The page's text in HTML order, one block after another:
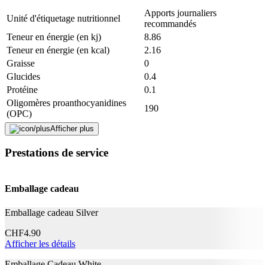
un mode de vie sain.
Un produit avec OPC ne remplace pas une alimentation à base de
fruits et de légumes frais.
Signaler une erreur
Description
Adresse e-mail (facultatif)
Unité d'étiquetage nutritionnel
Apports journaliers
recommandés
Teneur en énergie (en kj)
8.86
Teneur en énergie (en kcal)
2.16
Graisse
0
Glucides
0.4
Protéine
0.1
Oligomères proanthocyanidines
(OPC)
190
Informations générales sur le produit
Forme de dosage
Durabilité
La vie naturelle Oui
Afficher plus
Prestations de service
Emballage cadeau
Emballage cadeau Silver
CHF4.90
Afficher les détails